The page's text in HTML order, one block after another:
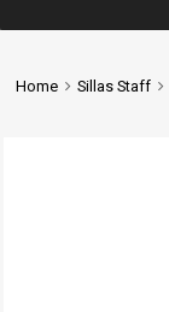
Home Sillas Staff